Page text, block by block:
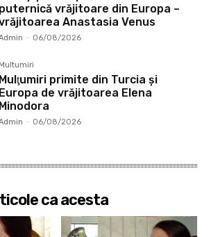
puternică vrăjitoare din Europa –
Anastasia Venus
- 06/08/2026
Multumiri
Mulţumiri primite din Turcia și
Europa de vrăjitoarea Elena
Minodora
- 06/08/2026
ca acesta